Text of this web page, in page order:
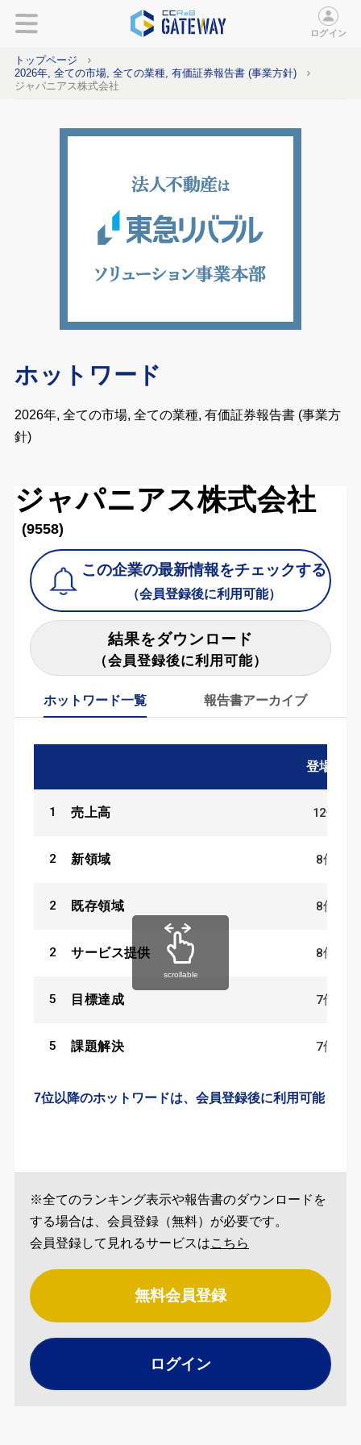
ログイン
トップページ
2026年, 全ての市場, 全ての業種, 有価証券報告書 (事業方針)
ジャパニアス株式会社
ホットワード
2026年, 全ての市場, 全ての業種, 有価証券報告書 (事業方
針)
ジャパニアス株式会社
(9558)
この企業の最新情報をチェックする
（会員登録後に利用可能）
結果をダウンロード
（会員登録後に利用可能）
ホットワード一覧 報告書アーカイブ
登場数
1 売上高 12件
2 新領域 8件
2 既存領域 8件
2 サービス提供 8件
5 目標達成 7件
5 課題解決 7件
7位以降のホットワードは、会員登録後に利用可能
scrollable
※全てのランキング表示や報告書のダウンロードを
する場合は、会員登録（無料）が必要です。
会員登録して見れるサービスはこちら
無料会員登録
ログイン